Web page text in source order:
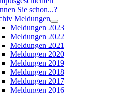
Sie schon...?
Meldungen
Meldungen 2023
Meldungen 2022
Meldungen 2021
Meldungen 2020
Meldungen 2019
Meldungen 2018
Meldungen 2017
Meldungen 2016